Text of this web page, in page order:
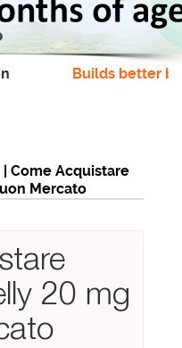
Builds better
Come Acquistare
Mercato
20 mg